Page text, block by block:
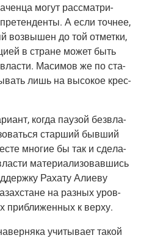
могут рас­смат­ри­
А если точ­нее,
воз­вы­шен до той отмет­ки,
в стране может быть
Маси­мов же по ста­
лишь на высо­кое крес­
когда пау­зой без­вла­
стар­ший быв­ший
мно­гие бы так и сде­ла­
мате­ри­а­ли­зо­вав­шись
Раха­ту Али­е­ву
на раз­ных уров­
при­бли­жен­ных к верху.
учи­ты­ва­ет такой